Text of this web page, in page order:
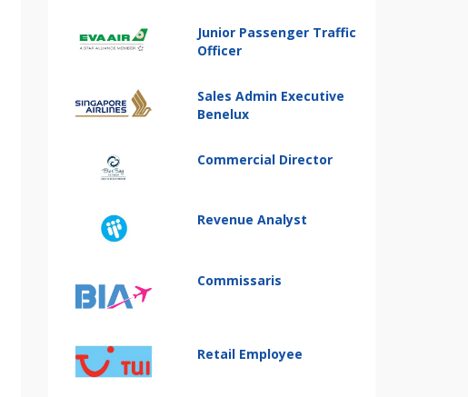
Junior Passenger Traffic
Officer
Sales Admin Executive
Benelux
Commercial Director
Revenue Analyst
Commissaris
Retail Employee